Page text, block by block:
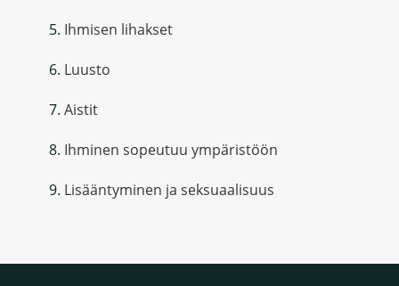
Ihmisen lihakset
Luusto
Aistit
Ihminen sopeutuu ympäristöön
Lisääntyminen ja seksuaalisuus